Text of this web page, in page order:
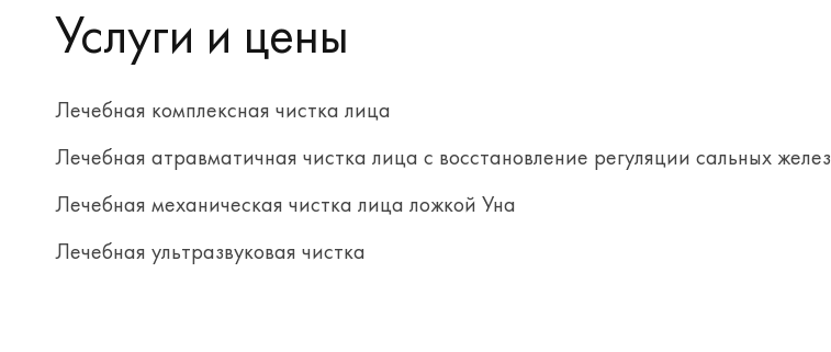
Услуги и цены
Лечебная комплексная чистка лица
Лечебная атравматичная чистка лица с восстановление регуляции сальных желез
Лечебная механическая чистка лица ложкой Уна
Лечебная ультразвуковая чистка